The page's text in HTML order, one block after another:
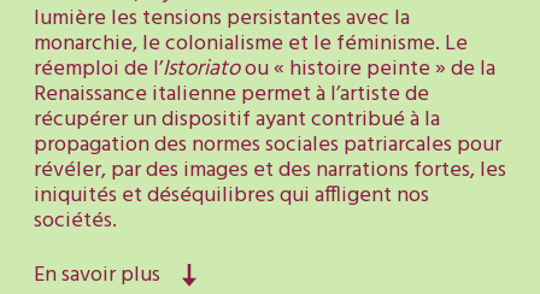
lumière les tensions persistantes avec la
monarchie, le colonialisme et le féminisme. Le
réemploi de l’Istoriatoou « histoire peinte » de la
Renaissance italienne permet à l’artiste de
récupérer un dispositif ayant contribué à la
propagation des normes sociales patriarcales pour
révéler, par des images et des narrations fortes,les
iniquités et déséquilibres qui affligent nos
sociétés.
En savoir plus